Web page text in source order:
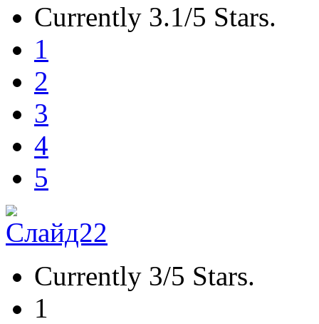
Currently 3.1/5 Stars.
1
2
3
4
5
Currently 3/5 Stars.
1